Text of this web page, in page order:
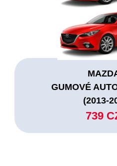
GUMOVÉ
(2013-
739